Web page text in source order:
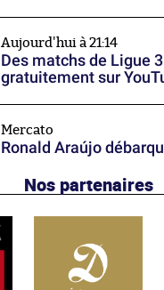
Aujourd'hui à 21:14
Des matchs de Ligue
gratuitement sur
Mercato
Ronald Araújo
Nos partenaires